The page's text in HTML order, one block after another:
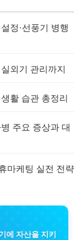
정·선풍기 병행
외기 관리까지
활 습관 총정리
주요 증상과 대
마케팅 실전 전략
에 자산을 지키